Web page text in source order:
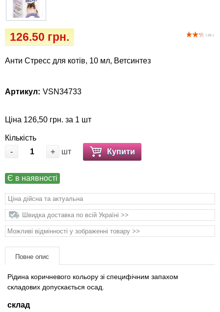
( 26 )
126.50 грн.
Анти Стресс для котів, 10 мл, Ветсинтез
Артикул: VSN34733
Ціна 126,50 грн. за 1 шт
Кількість
-
+ шт Купити
Є в наявності
Ціна дійсна та актуальна
Швидка доставка по всій Україні >>
Можливі відмінності у зображенні товару >>
Повне опис
Рідина коричневого кольору зі специфічним запахом
складових допускається осад.
склад
собак
коврики
Миски, автогодівниці, поїлки
Перенесення, сумки, клітини
Післяопераційні засоби та витратні
матеріали
Подарункові сертифікати
Товари для голубів
Товари для гризунів
Товари для коней